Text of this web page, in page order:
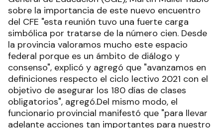
sobre la importancia de este nuevo encuentro
del CFE "esta reunión tuvo una fuerte carga
simbólica por tratarse de la número cien. Desde
la provincia valoramos mucho este espacio
federal porque es un ámbito de diálogo y
consenso", explicó y agregó que "avanzamos en
definiciones respecto el ciclo lectivo 2021 con el
objetivo de asegurar los 180 días de clases
obligatorios", agregó.Del mismo modo, el
funcionario provincial manifestó que "para llevar
adelante acciones tan importantes para nuestro